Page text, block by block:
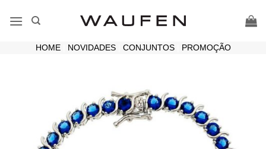
HOME| NOVIDADES| CONJUNTOS| PROMOÇÃO